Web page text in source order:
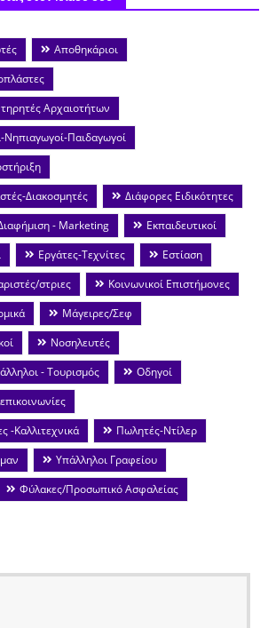
Αποθηκάριοι
Αρχαιοτήτων
Παιδαγωγοί
Διακοσμητές
Διάφορες Ειδικότητες
- Marketing
Εκπαιδευτικοί
Εργάτες-Τεχνίτες
Εστίαση
στριες
Κοινωνικοί Επιστήμονες
Μάγειρες/Σεφ
Νοσηλευτές
- Τουρισμός
Οδηγοί
-Καλλιτεχνικά
Πωλητές-Ντίλερ
Υπάλληλοι Γραφείου
Φύλακες/Προσωπικό Ασφαλείας